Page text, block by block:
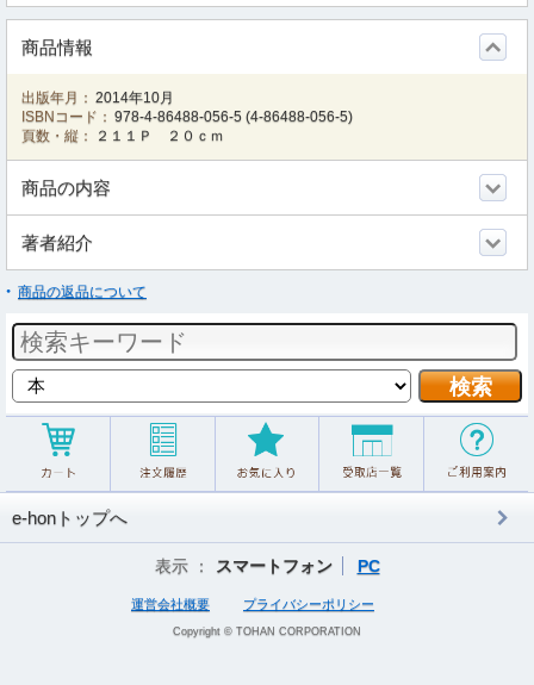
商品情報
出版年月： 2014年10月
ISBNコード： 978-4-86488-056-5 (4-86488-056-5)
頁数・縦：
２１１Ｐ ２０ｃｍ
商品の内容
著者紹介
商品の返品について
e-honトップへ
表示 ： スマートフォン PC
運営会社概要 プライバシーポリシー
Copyright © TOHAN CORPORATION